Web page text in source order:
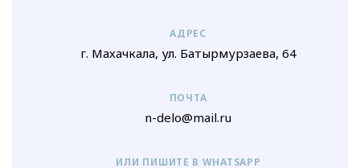
АДРЕС
г. Махачкала, ул. Батырмурзаева, 64
ПОЧТА
n-delo@mail.ru
ИЛИ ПИШИТЕ В WHATSAPP